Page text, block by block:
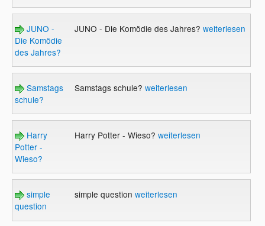
JUNO -
Die Komödie
des Jahres?
JUNO - Die Komödie des Jahres? weiterlesen
Samstags
schule?
Samstags schule? weiterlesen
Harry
Potter -
Wieso?
Harry Potter - Wieso? weiterlesen
simple
question
simple question weiterlesen